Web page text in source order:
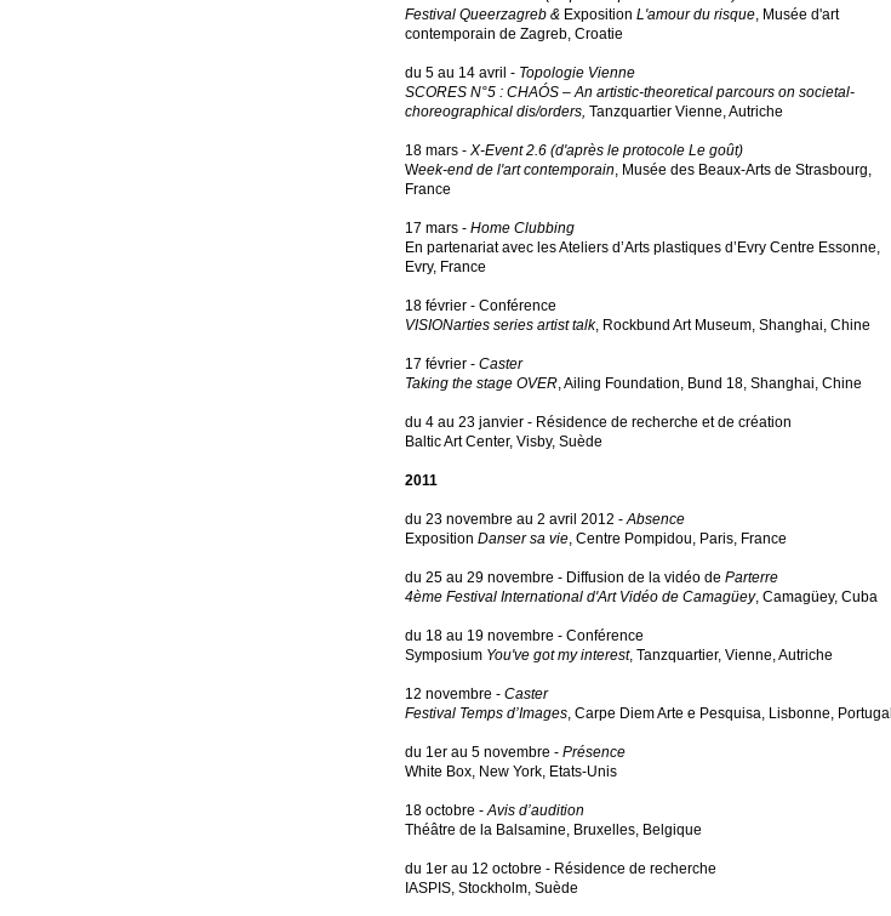
Festival Queerzagreb & Exposition L'amour du risque, Musée d'art
contemporain de Zagreb, Croatie
du 5 au 14 avril - Topologie Vienne
SCORES N°5 : CHAÓS – An artistic-theoretical parcours on societal-
choreographical dis/orders, Tanzquartier Vienne, Autriche
18 mars - X-Event 2.6 (d'après le protocole Le goût)
Week-end de l'art contemporain, Musée des Beaux-Arts de Strasbourg,
France
17 mars - Home Clubbing
En partenariat avec les Ateliers d’Arts plastiques d’Evry Centre Essonne,
Evry, France
18 février - Conférence
VISIONarties series artist talk, Rockbund Art Museum, Shanghai, Chine
17 février - Caster
Taking the stage OVER, Ailing Foundation, Bund 18, Shanghai, Chine
du 4 au 23 janvier - Résidence de recherche et de création
Baltic Art Center, Visby, Suède
2011
du 23 novembre au 2 avril 2012 -Absence
Exposition Danser sa vie, Centre Pompidou, Paris, France
du 25 au 29 novembre - Diffusion de la vidéo de Parterre
4ème Festival International d'Art Vidéo de Camagüey, Camagüey, Cuba
du 18 au 19 novembre - Conférence
Symposium You've got my interest, Tanzquartier, Vienne, Autriche
12 novembre - Caster
Festival Temps d’Images, Carpe Diem Arte e Pesquisa, Lisbonne, Portugal
du 1er au 5 novembre - Présence
White Box, New York, Etats-Unis
18 octobre -Avis d’audition
Théâtre de la Balsamine, Bruxelles, Belgique
du 1er au 12 octobre - Résidence de recherche
IASPIS, Stockholm, Suède